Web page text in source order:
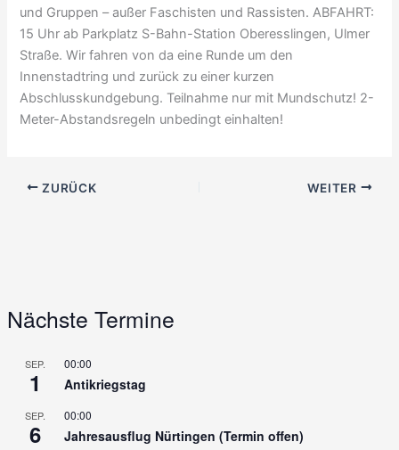
und Gruppen – außer Faschisten und Rassisten. ABFAHRT:
15 Uhr ab Parkplatz S-Bahn-Station Oberesslingen, Ulmer
Straße. Wir fahren von da eine Runde um den
Innenstadtring und zurück zu einer kurzen
Abschlusskundgebung. Teilnahme nur mit Mundschutz! 2-
Meter-Abstandsregeln unbedingt einhalten!
ZURÜCK WEITER
Nächste Termine
SEP.
1
00:00
Antikriegstag
SEP.
6
00:00
Jahresausflug Nürtingen (Termin offen)